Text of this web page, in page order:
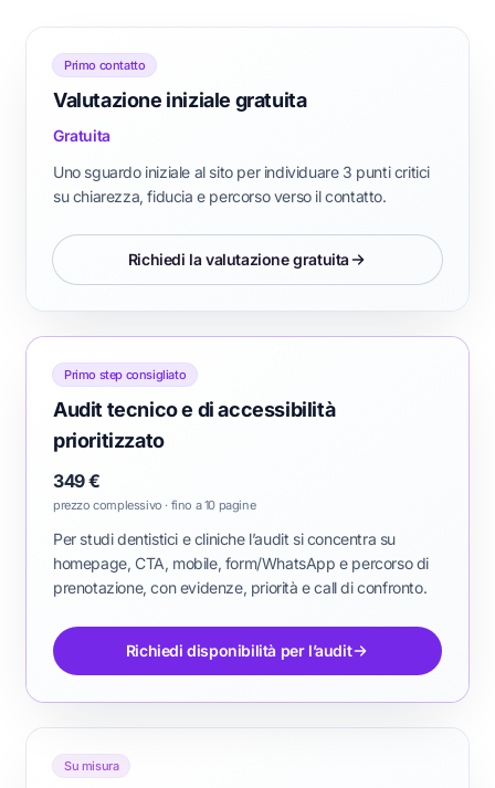
Primo contatto
Valutazione iniziale gratuita
Gratuita
Uno sguardo iniziale al sito per individuare 3 punti critici
su chiarezza, fiducia e percorso verso il contatto.
Richiedi la valutazione gratuita
Primo step consigliato
Audit tecnico e di accessibilità
prioritizzato
349 €
prezzo complessivo · fino a 10 pagine
Per studi dentistici e cliniche l’audit si concentra su
homepage, CTA, mobile, form/WhatsApp e percorso di
prenotazione, con evidenze, priorità e call di confronto.
Richiedi disponibilità per l’audit
Su misura